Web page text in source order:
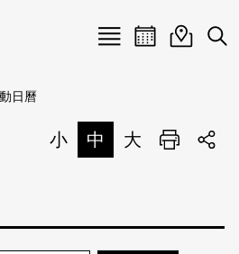
Menu
活動日曆活動地圖
展
日曆
小 中 大 列印